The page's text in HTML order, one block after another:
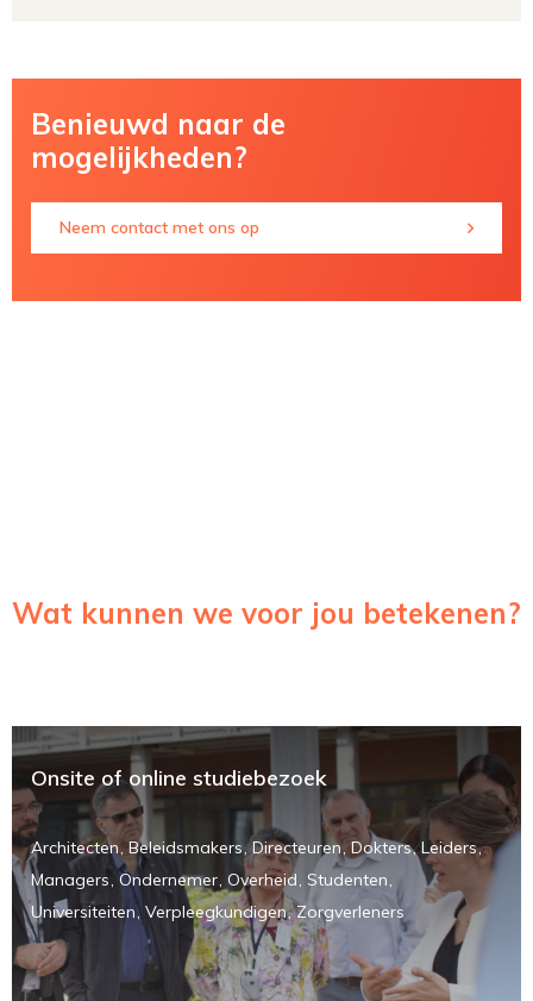
Benieuwd naar de
mogelijkheden?
Neem contact met ons op
Wat kunnen we voor jou betekenen?
Onsite of online studiebezoek
Architecten Beleidsmakers Directeuren Dokters Leiders
Managers Ondernemer Overheid Studenten
Universiteiten Verpleegkundigen Zorgverleners